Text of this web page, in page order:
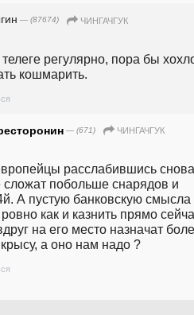
— (87674)
ЧИНГАЧГУК
регулярно, пора бы
кошмарить.
— (671)
ЧИНГАЧГУК
расслабившись
побольше снарядов и
А пустую банковскую смысла
как и казнить прямо
на его место назначат
а оно нам надо ?